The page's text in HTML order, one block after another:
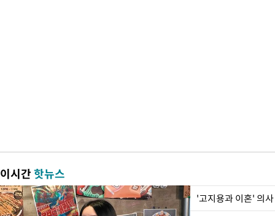
이시간핫뉴스
'고지용과 이혼' 의